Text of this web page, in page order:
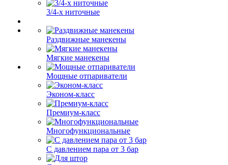
3/4-х ниточные
Раздвижные манекены
Мягкие манекены
Мощные отпариватели
Эконом-класс
Премиум-класс
Многофункциональные
С давлением пара от 3 бар